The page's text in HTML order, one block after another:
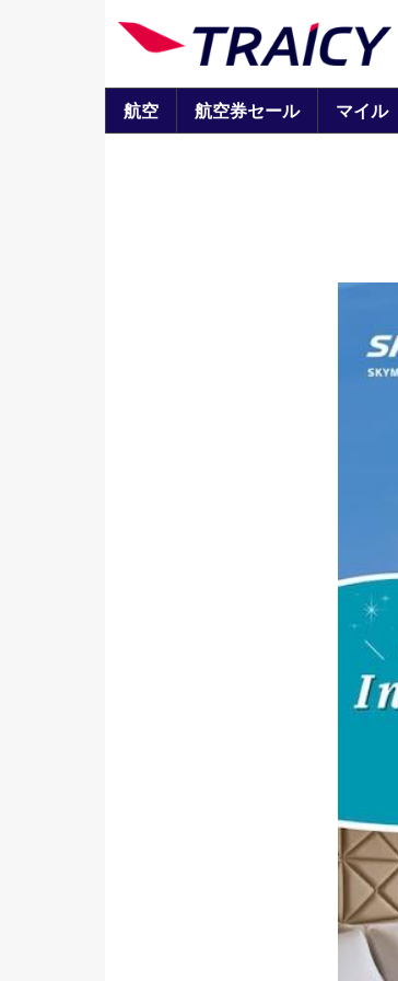
航空 航空券セール マイル